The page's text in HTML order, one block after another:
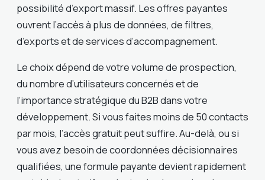
possibilité d’export massif. Les offres payantes
ouvrent l’accès à plus de données, de filtres,
d’exports et de services d’accompagnement.
Le choix dépend de votre volume de prospection,
du nombre d’utilisateurs concernés et de
l’importance stratégique du B2B dans votre
développement. Si vous faites moins de 50 contacts
par mois, l’accès gratuit peut suffire. Au-delà, ou si
vous avez besoin de coordonnées décisionnaires
qualifiées, une formule payante devient rapidement